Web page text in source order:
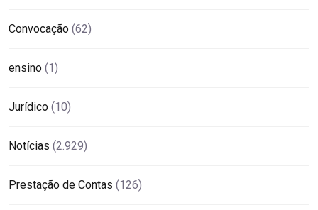
Convocação (62)
ensino (1)
Jurídico (10)
Notícias (2.929)
Prestação de Contas (126)